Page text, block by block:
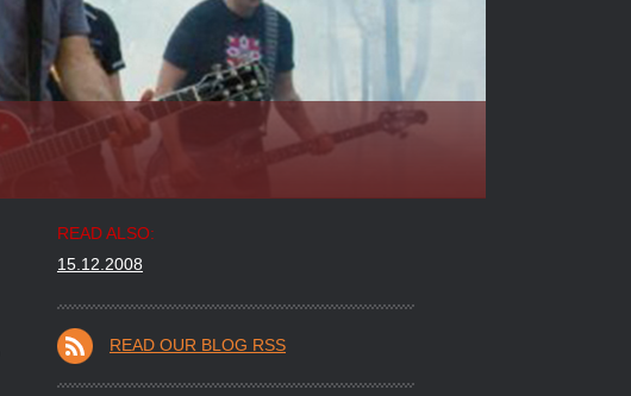
READ ALSO:
15.12.2008
READ OUR BLOG RSS